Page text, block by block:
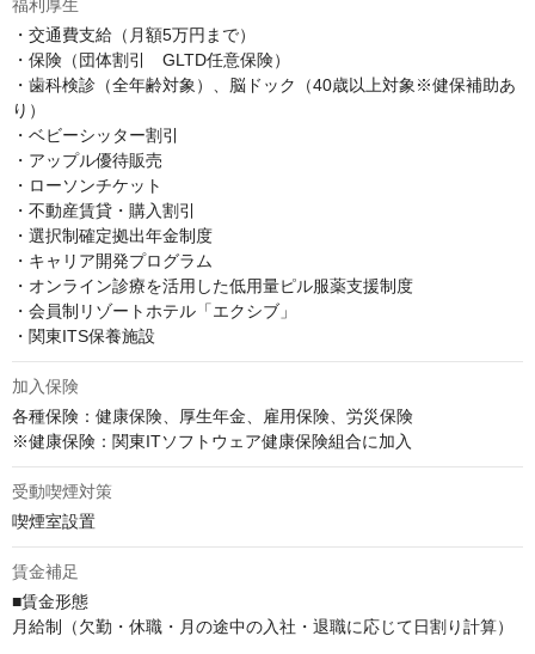
福利厚生
・交通費支給（月額5万円まで）
・保険（団体割引　GLTD任意保険）
・歯科検診（全年齢対象）、脳ドック（40歳以上対象※健保補助あ
り）
・ベビーシッター割引
・アップル優待販売
・ローソンチケット
・不動産賃貸・購入割引
・選択制確定拠出年金制度
・キャリア開発プログラム
・オンライン診療を活用した低用量ピル服薬支援制度
・会員制リゾートホテル「エクシブ」
・関東ITS保養施設
加入保険
各種保険：健康保険、厚生年金、雇用保険、労災保険
※健康保険：関東ITソフトウェア健康保険組合に加入
受動喫煙対策
喫煙室設置
賃金補足
■賃金形態
月給制（欠勤・休職・月の途中の入社・退職に応じて日割り計算）